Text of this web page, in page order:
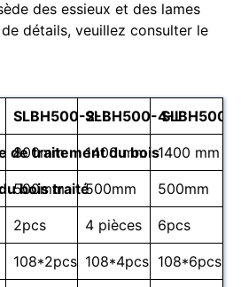
des essieux et des lames
détails, veuillez consulter le
SLBH500-2-LSLBH500-4-LSLBH500-
de traitement du bois
800mm 1400 mm 1400 mm
bois traité
500mm 500mm 500mm
2pcs 4 pièces 6pcs
108*2pcs 108*4pcs 108*6pcs